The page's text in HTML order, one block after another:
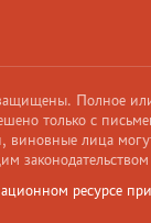
Полное
только с
виновные лица
ресурсе